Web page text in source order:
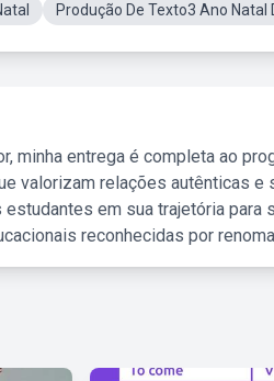
Produção De Texto3 Ano Natal
minha entrega é completa ao
valorizam relações autênticas
estudantes em sua trajetória para
reconhecidas por